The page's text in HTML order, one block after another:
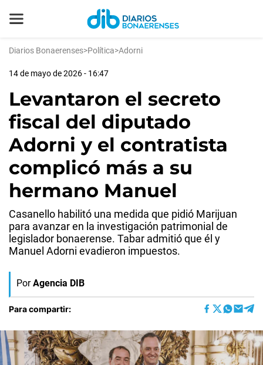
Diarios Bonaerenses>Política>Adorni
14 de mayo de 2026 - 16:47
Levantaron el secreto
fiscal del diputado
Adorni y el contratista
complicó más a su
hermano Manuel
Casanello habilitó una medida que pidió Marijuan
para avanzar en la investigación patrimonial de
legislador bonaerense. Tabar admitió que él y
Manuel Adorni evadieron impuestos.
Por Agencia DIB
Para compartir: